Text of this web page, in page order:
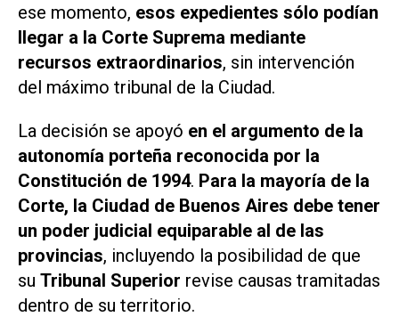
ese momento, esos expedientes sólo podían
llegar a la Corte Suprema mediante
recursos extraordinarios, sin intervención
del máximo tribunal de la Ciudad.
La decisión se apoyó en el argumento de la
autonomía porteña reconocida por la
Constitución de 1994. Para la mayoría de la
Corte, la Ciudad de Buenos Aires debe tener
un poder judicial equiparable al de las
provincias, incluyendo la posibilidad de que
su Tribunal Superior revise causas tramitadas
dentro de su territorio.